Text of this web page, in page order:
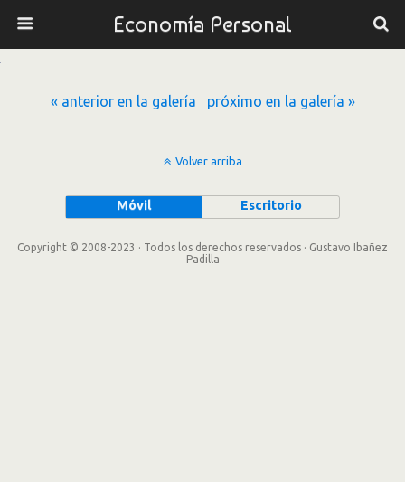
Economía Personal
« anterior en la galería próximo en la galería »
Volver arriba
Móvil Escritorio
Copyright © 2008-2023 · Todos los derechos reservados · Gustavo Ibañez
Padilla